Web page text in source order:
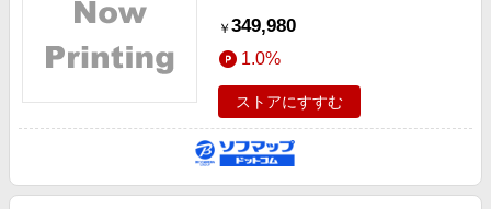
家電・PC・スマホ・カメラ
エンタメ
スポーツ・アウトドア・ゴルフ
旅行・レジャー・ホテル予約
楽天ペイ導入ストア
楽天サービス特集
旅行特集
わくわく夏特集
とことん買い物チャレンジ
64GB SSD2TB シルバー 〔15.3
Sequoia〕
￥ 349,980
1.0%
ストアにすすむ